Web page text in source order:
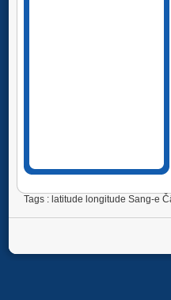
Tags : latitude longitude Sang-e